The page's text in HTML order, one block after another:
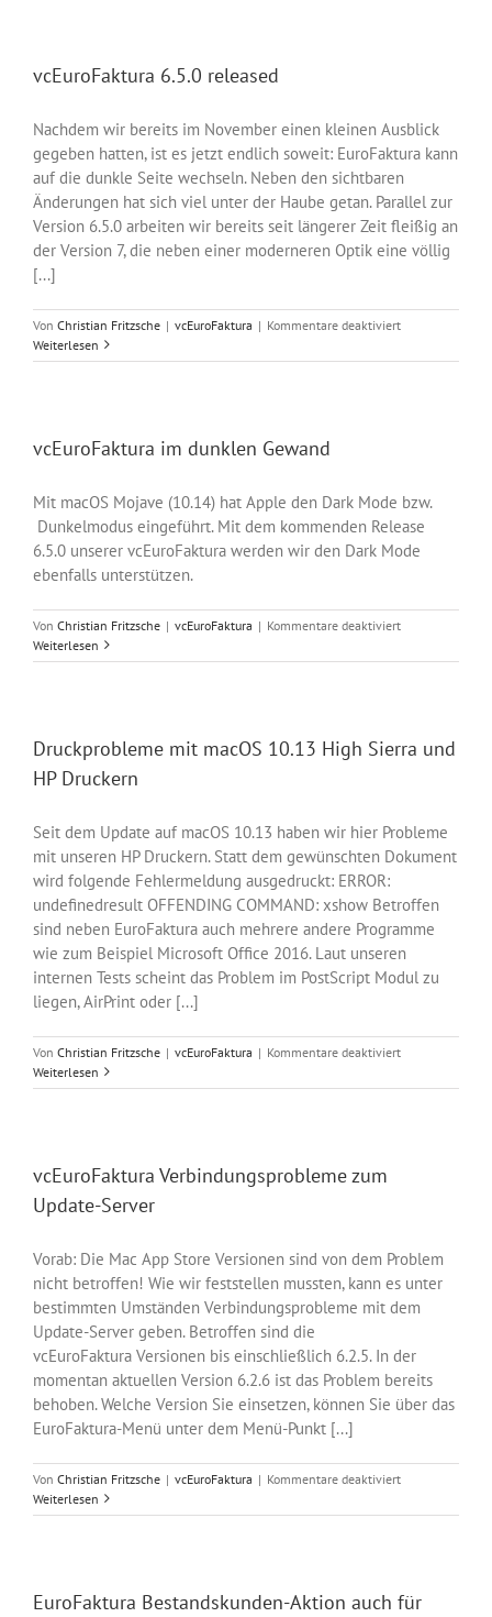
vcEuroFaktura 6.5.0 released
Nachdem wir bereits im November einen kleinen Ausblick
gegeben hatten, ist es jetzt endlich soweit: EuroFaktura kann
auf die dunkle Seite wechseln. Neben den sichtbaren
Änderungen hat sich viel unter der Haube getan. Parallel zur
Version 6.5.0 arbeiten wir bereits seit längerer Zeit fleißig an
der Version 7, die neben einer moderneren Optik eine völlig
[...]
Von Christian Fritzsche | vcEuroFaktura | Kommentare deaktiviertfür
6.5.0
Weiterlesen
vcEuroFaktura im dunklen Gewand
Mit macOS Mojave (10.14) hat Apple den Dark Mode bzw.
Dunkelmodus eingeführt. Mit dem kommenden Release
6.5.0 unserer vcEuroFaktura werden wir den Dark Mode
ebenfalls unterstützen.
Von Christian Fritzsche | vcEuroFaktura | Kommentare deaktiviertfür
im
Weiterlesen
Druckprobleme mit macOS 10.13 High Sierra und
HP Druckern
Seit dem Update auf macOS 10.13 haben wir hier Probleme
mit unseren HP Druckern. Statt dem gewünschten Dokument
wird folgende Fehlermeldung ausgedruckt: ERROR:
undefinedresult OFFENDING COMMAND: xshow Betroffen
sind neben EuroFaktura auch mehrere andere Programme
wie zum Beispiel Microsoft Office 2016. Laut unseren
internen Tests scheint das Problem im PostScript Modul zu
liegen, AirPrint oder [...]
Von Christian Fritzsche | vcEuroFaktura | Kommentare deaktiviertfür
mit
Weiterlesen
vcEuroFaktura Verbindungsprobleme zum
Update-Server
Vorab: Die Mac App Store Versionen sind von dem Problem
nicht betroffen! Wie wir feststellen mussten, kann es unter
bestimmten Umständen Verbindungsprobleme mit dem
Update-Server geben. Betroffen sind die
vcEuroFaktura Versionen bis einschließlich 6.2.5. In der
momentan aktuellen Version 6.2.6 ist das Problem bereits
behoben. Welche Version Sie einsetzen, können Sie über das
EuroFaktura-Menü unter dem Menü-Punkt [...]
Von Christian Fritzsche | vcEuroFaktura | Kommentare deaktiviertfür
Weiterlesen
EuroFaktura Bestandskunden-Aktion auch für